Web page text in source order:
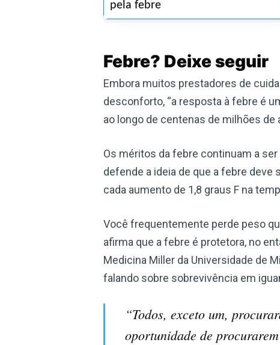
pela febre
Febre? Deixe seguir
Embora muitos prestadores de
desconforto, “a resposta à febre é
ao longo de centenas de milhões de
Os méritos da febre continuam a
defende a ideia de que a febre deve
cada aumento de 1,8 graus F na
Você frequentemente perde peso
afirma que a febre é protetora, no
Medicina Miller da Universidade de
falando sobre sobrevivência em
“Todos, exceto um,
oportunidade de